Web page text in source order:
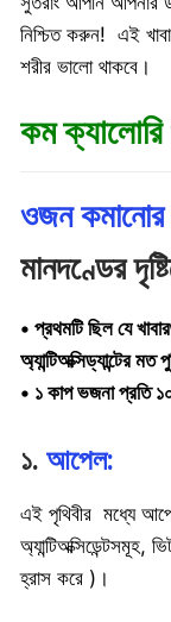
নিশ্চিত করুন! এই
শরীর ভালো থাকবে।
কম
ওজন কমানোর
মানদণ্ডের
• প্রথমটি ছিল যে
অ্যান্টিঅক্সিড্যান্টের মত
• ১ কাপ ভজনা প্রতি
১. আপেল:
এই পৃথিবীর মধ্যে
অ্যান্টিঅক্সিডেন্টসমূহ,
হ্রাস করে )।